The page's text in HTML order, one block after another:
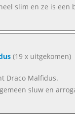
slim en ze is een
(19 x uitgekomen)
Draco Malfidus.
sluw en